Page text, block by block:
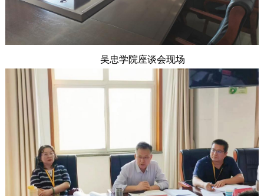
吴忠学院座谈会现场